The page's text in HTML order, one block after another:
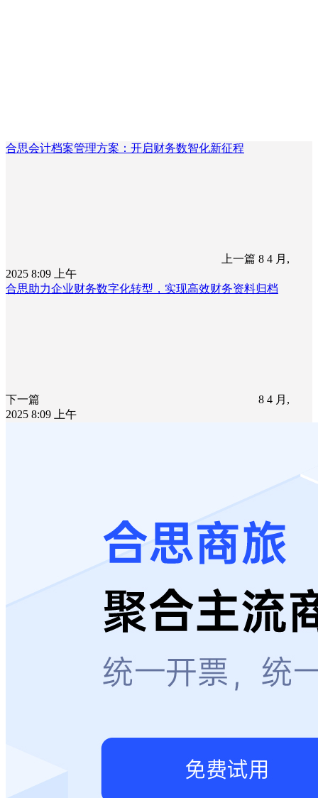
合思会计档案管理方案：开启财务数智化新征程
上一篇 8 4 月,
2025 8:09 上午
合思助力企业财务数字化转型，实现高效财务资料归档
下一篇
8 4 月,
2025 8:09 上午